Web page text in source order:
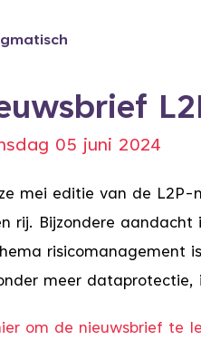
05 juni 2024
mei editie van de L2P-
rij. Bijzondere
risicomanagement
meer
om de nieuwsbrief te